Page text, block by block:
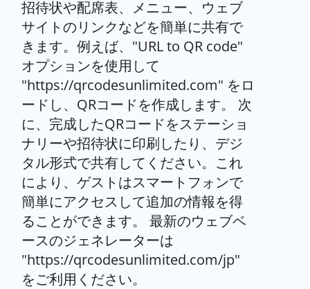
招待状や配席表、メニュー、ウェブ
サイトのリンクなどを簡単に共有で
きます。例えば、"URL to QR code"
オプションを使用して
"https://qrcodesunlimited.com" をロ
ードし、QRコードを作成します。 次
に、完成したQRコードをステーショ
ナリーや招待状に印刷したり、デジ
タル形式で共有してください。これ
により、ゲストはスマートフォンで
簡単にアクセスして追加の情報を得
ることができます。 最新のウェブベ
ースのジェネレーターは
"https://qrcodesunlimited.com/jp"
をご利用ください。